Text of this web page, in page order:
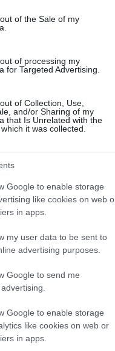
specified purposes in
of the Sale of my
of processing my
for Targeted Advertising.
of Collection, Use,
and/or Sharing of my
that Is Unrelated with the
it was collected.
Google to enable storage
like cookies on web
in apps.
my user data to be sent to
advertising purposes.
Google to send me
Google to enable storage
like cookies on web or
in apps.
Castiglioni
Castiglioni, veneziano,
ricevuto centinaia di
spinse la sua
Cura contenuti
appunti fotografici di